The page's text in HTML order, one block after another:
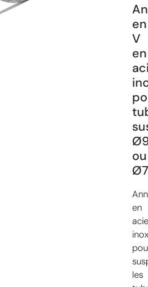
en
V
en
ou
en
les